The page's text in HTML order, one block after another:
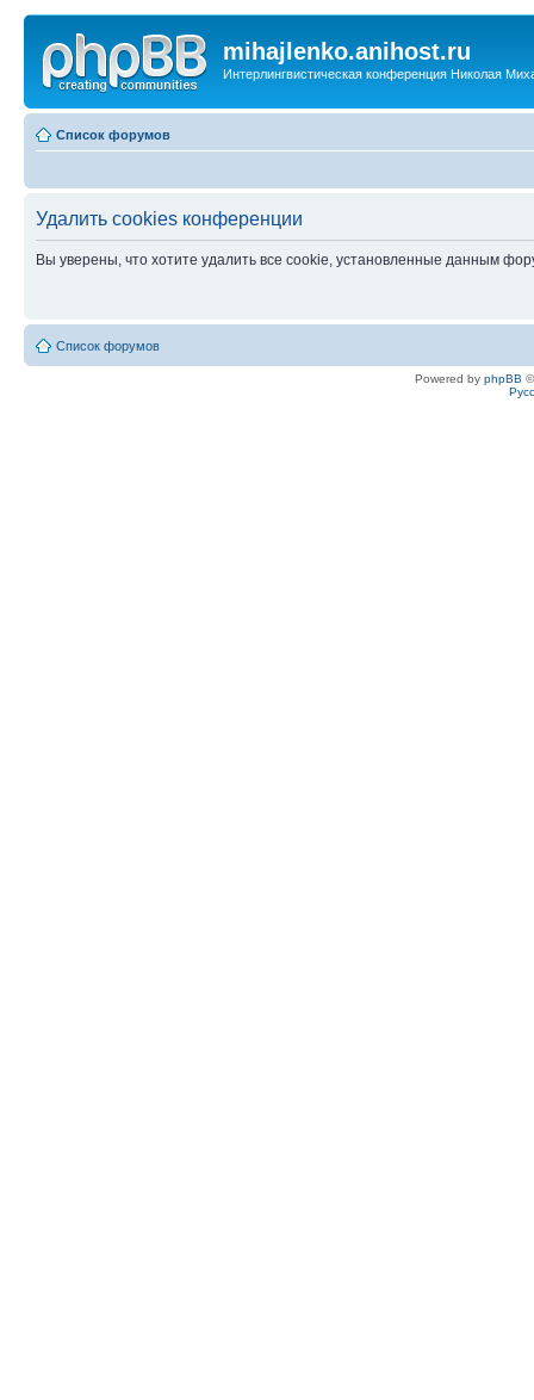
mihajlenko.anihost.ru
Интерлингвистическая конференция Николая
Список форумов
Удалить cookies конференции
Вы уверены, что хотите удалить все cookie, установленные данным
Список форумов
Powered by phpBB